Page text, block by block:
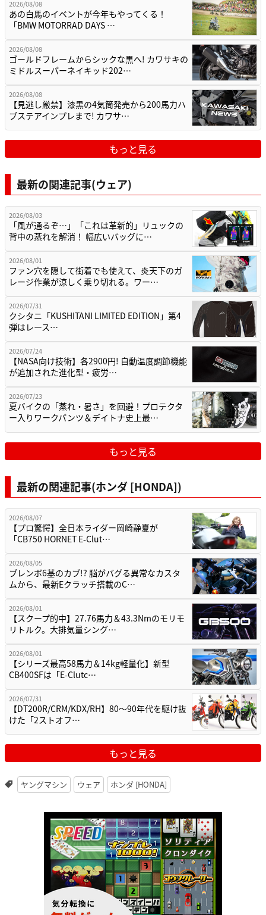
2026/08/08
あの白馬のイベントが今年もやってくる！
「BMW MOTORRAD DAYS …
2026/08/08
ゴールドフレームからシックな黒へ! カワサキの
ミドルスーパーネイキッド202…
2026/08/08
【見逃し厳禁】漆黒の4気筒発売から200馬力ハ
ブステアインプレまで! カワサ…
もっと見る
最新の関連記事(ウェア)
2026/08/03
「風が通るぞ…」「これは革新的」リュックの
背中の蒸れを解消！ 幅広いバッグに…
2026/08/01
ファン穴を隠して街着でも使えて、炎天下のガ
レージ作業が涼しく乗り切れる。ワー…
2026/07/31
クシタニ「KUSHITANI LIMITED EDITION」第4
弾はレース…
2026/07/24
【NASA向け技術】各2900円! 自動温度調節機能
が追加された進化型・疲労…
2026/07/23
夏バイクの「蒸れ・暑さ」を回避！プロテクタ
ー入りワークパンツ＆デイトナ史上最…
もっと見る
最新の関連記事(ホンダ [HONDA])
2026/08/07
【プロ驚愕】全日本ライダー岡崎静夏が
「CB750 HORNET E-Clut…
2026/08/05
ブレンボ6基のカブ!? 脳がバグる異常なカスタ
ムから、最新Eクラッチ搭載のC…
2026/08/01
【スクープ的中】27.76馬力＆43.3Nmのモリモ
リトルク。大排気量シング…
2026/08/01
【シリーズ最高58馬力＆14kg軽量化】新型
CB400SFは「E-Clutc…
2026/07/31
【DT200R/CRM/KDX/RH】80〜90年代を駆け抜
けた「2ストオフ…
もっと見る
ヤングマシン ウェア ホンダ [HONDA]